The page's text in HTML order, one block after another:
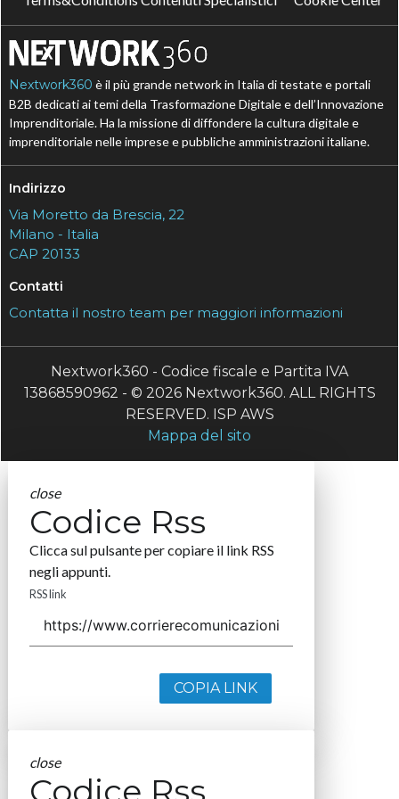
Nextwork360 è il più grande network in Italia di testate e portali
B2B dedicati ai temi della Trasformazione Digitale e dell’Innovazione
Imprenditoriale. Ha la missione di diffondere la cultura digitale e
imprenditoriale nelle imprese e pubbliche amministrazioni italiane.
Indirizzo
Via Moretto da Brescia, 22
Milano - Italia
CAP 20133
Contatti
Contatta il nostro team per maggiori informazioni
Nextwork360 - Codice fiscale e Partita IVA
13868590962 - © 2026 Nextwork360. ALL RIGHTS
RESERVED. ISP AWS
Mappa del sito
close
Codice Rss
Clicca sul pulsante per copiare il link RSS
negli appunti.
RSS link
COPIA LINK
close